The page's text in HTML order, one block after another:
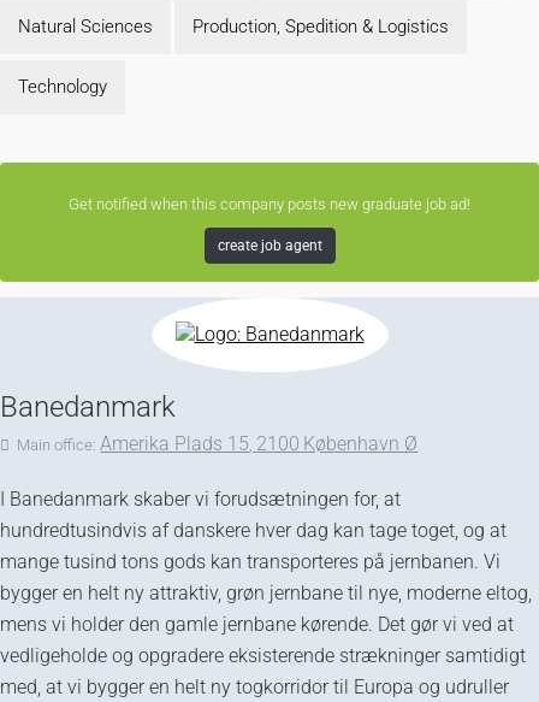
Natural Sciences Production, Spedition & Logistics
Technology
Get notified when this company posts new graduate job ad!
create job agent
Banedanmark
Main office:Amerika Plads 15, 2100 København Ø
I Banedanmark skaber vi forudsætningen for, at
hundredtusindvis af danskere hver dag kan tage toget, og at
mange tusind tons gods kan transporteres på jernbanen. Vi
bygger en helt ny attraktiv, grøn jernbane til nye, moderne eltog,
mens vi holder den gamle jernbane kørende. Det gør vi ved at
vedligeholde og opgradere eksisterende strækninger samtidigt
med, at vi bygger en helt ny togkorridor til Europa og udruller